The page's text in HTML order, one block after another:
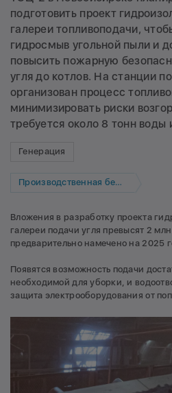
подготовить проект
галереи топливоподачи,
гидросмыв угольной пыли и
повысить пожарную
угля до котлов. На станции
организован процесс
минимизировать риски
требуется около 8 тонн воды
Генерация
Производственная безопасность
Вложения в разработку проекта
галереи подачи угля превысят 2
предварительно намечено на 2025
Появятся возможность подачи
необходимой для уборки, и
защита электрооборудования от